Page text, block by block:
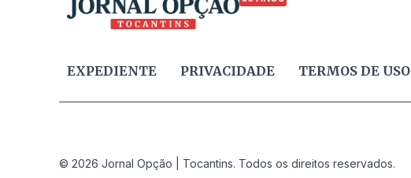
EXPEDIENTE PRIVACIDADE TERMOS DE USO
© 2026 Jornal Opção | Tocantins. Todos os direitos reservados.